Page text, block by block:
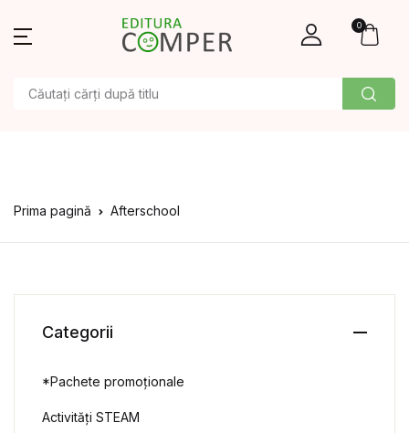
0
Prima pagină Afterschool
Categorii
*Pachete promoționale
Activități STEAM